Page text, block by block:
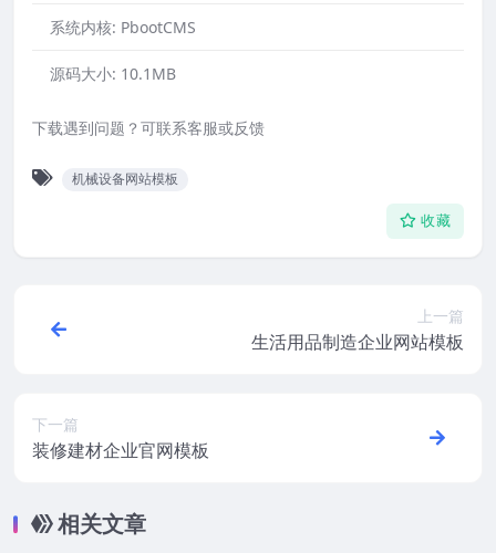
系统内核: PbootCMS
源码大小: 10.1MB
下载遇到问题？可联系客服或反馈
机械设备网站模板
收藏
上一篇
生活用品制造企业网站模板
下一篇
装修建材企业官网模板
相关文章